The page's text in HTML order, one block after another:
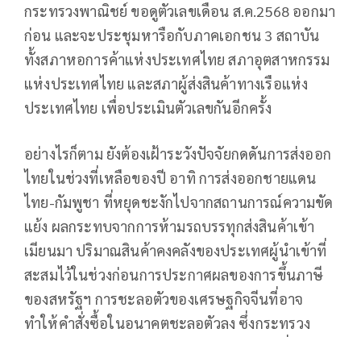
กระทรวงพาณิชย์ ขอดูตัวเลขเดือน ส.ค.2568 ออกมา
ก่อน และจะประชุมหารือกับภาคเอกชน 3 สถาบัน
ทั้งสภาหอการค้าแห่งประเทศไทย สภาอุตสาหกรรม
แห่งประเทศไทย และสภาผู้ส่งสินค้าทางเรือแห่ง
ประเทศไทย เพื่อประเมินตัวเลขกันอีกครั้ง
อย่างไรก็ตาม ยังต้องเฝ้าระวังปัจจัยกดดันการส่งออก
ไทยในช่วงที่เหลือของปี อาทิ การส่งออกชายแดน
ไทย-กัมพูชา ที่หยุดชะงักไปจากสถานการณ์ความขัด
แย้ง ผลกระทบจากการห้ามรถบรรทุกส่งสินค้าเข้า
เมียนมา ปริมาณสินค้าคงคลังของประเทศผู้นำเข้าที่
สะสมไว้ในช่วงก่อนการประกาศผลของการขึ้นภาษี
ของสหรัฐฯ การชะลอตัวของเศรษฐกิจจีนที่อาจ
ทำให้คำสั่งซื้อในอนาคตชะลอตัวลง ซึ่งกระทรวง